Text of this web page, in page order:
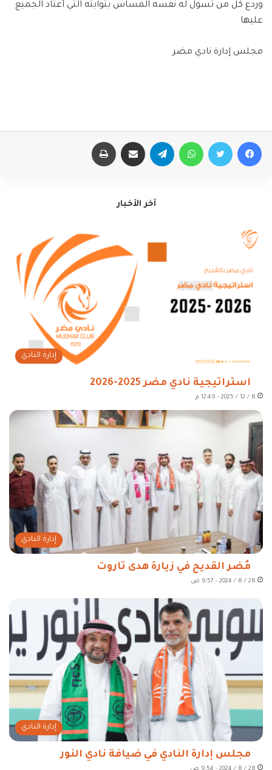
وردع كل من تسول له نفسه المساس بثوابته التي أعتاد الجميع
عليها
مجلس إدارة نادي مضر
فيسبوك تويتر واتساب تيلقرام مشاركة عبر البريد
آخر الأخبار
إدارة النادي
استراتيجية نادي مضر 2025-2026
8 / 12 / 2025 - 12:49 م
إدارة النادي
مُضر القديح في زيارة هدى تاروت
28 / 8 / 2024 - 9:57 ص
إدارة النادي
مجلس إدارة النادي في ضيافة نادي النور